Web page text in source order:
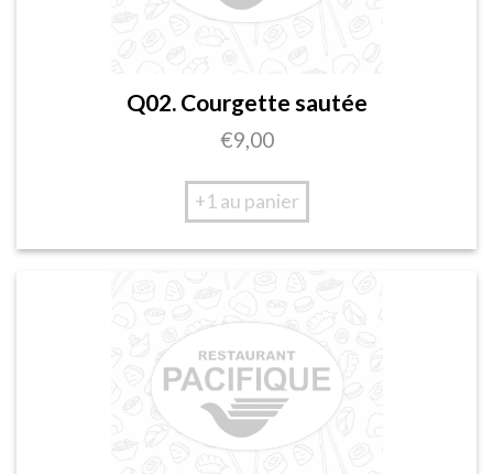
Q02. Courgette sautée
€9,00
+1 au panier